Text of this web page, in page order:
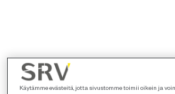
Käytämme evästeitä, jotta sivustomme toimii oikein ja